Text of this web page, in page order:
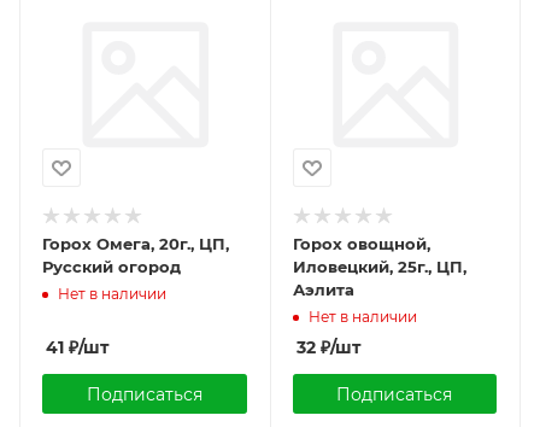
Горох Омега, 20г., ЦП,
Русский огород
Нет в наличии
41 ₽/шт
Подписаться
Горох овощной,
Иловецкий, 25г., ЦП,
Аэлита
Нет в наличии
32₽/шт
Подписаться